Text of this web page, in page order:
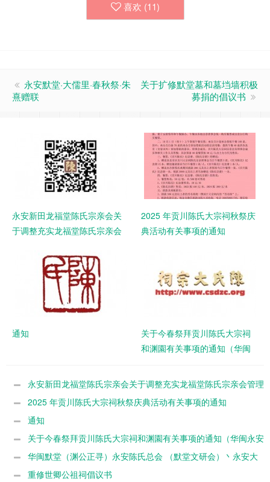
喜欢 (11)
永安默堂·大儒里·春秋祭·朱
熹赠联
关于扩修默堂墓和墓垱墙积极
募捐的倡议书
永安新田龙福堂陈氏宗亲会关
于调整充实龙福堂陈氏宗亲会
2025 年贡川陈氏大宗祠秋祭庆
典活动有关事项的通知
通知
关于今春祭拜贡川陈氏大宗祠
和渊園有关事项的通知（华闽
安默堂文研会）丶永安大易陈
心）
永安新田龙福堂陈氏宗亲会关于调整充实龙福堂陈氏宗亲会管理
成员和有关事项的通知
2025 年贡川陈氏大宗祠秋祭庆典活动有关事项的通知
通知
关于今春祭拜贡川陈氏大宗祠和渊園有关事项的通知（华闽永安
默堂陈联谊总会 （闽台永安默堂文研会）丶永安大易陈氏会、闽台
永安渊園文保中心）
华闽默堂（渊公正寻）永安陈氏总会 （默堂文研会）丶永安大
易陈氏会关于今春祭祖有关事项的通知
重修世卿公祖祠倡议书